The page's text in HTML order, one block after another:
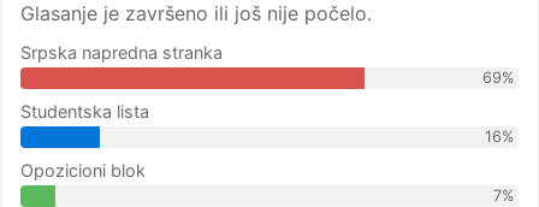
Glasanje je završeno ili još nije počelo.
Srpska napredna stranka
69%
Studentska lista
16%
Opozicioni blok
7%